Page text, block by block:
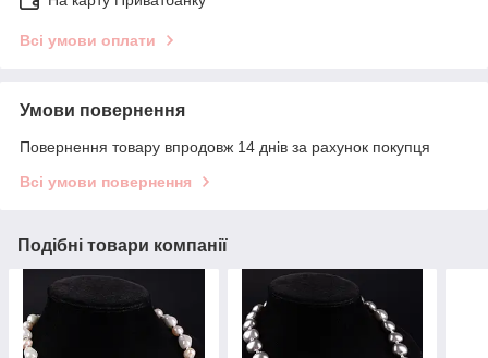
Всі умови оплати
Умови повернення
Повернення товару впродовж 14 днів за рахунок покупця
Всі умови повернення
Подібні товари компанії